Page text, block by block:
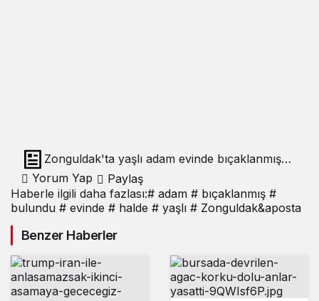
Zonguldak'ta yaşlı adam evinde bıçaklanmış
halde bulundu
Yorum Yap
Paylaş
Haberle ilgili daha fazlası:# adam # bıçaklanmış #
bulundu # evinde # halde # yaşlı # Zonguldak&aposta
Benzer Haberler